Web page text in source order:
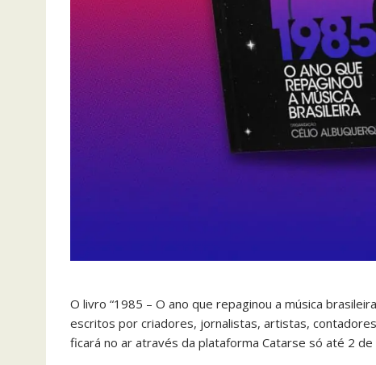
O livro “1985 – O ano que repaginou a música
escritos por criadores, jornalistas, artistas,
ficará no ar através da plataforma Catarse só até 2 de